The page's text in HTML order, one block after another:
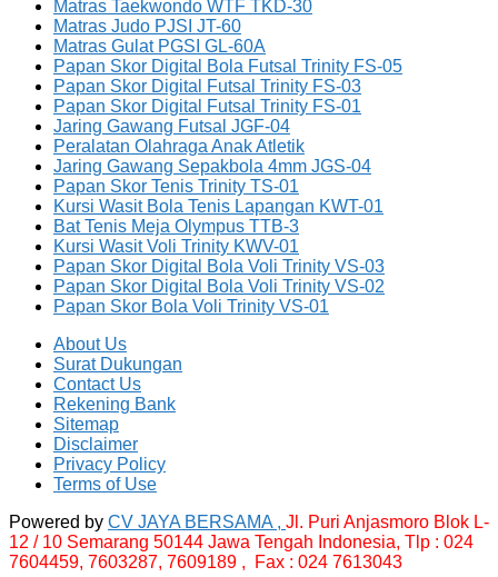
Matras Taekwondo WTF TKD-30
Matras Judo PJSI JT-60
Matras Gulat PGSI GL-60A
Papan Skor Digital Bola Futsal Trinity FS-05
Papan Skor Digital Futsal Trinity FS-03
Papan Skor Digital Futsal Trinity FS-01
Jaring Gawang Futsal JGF-04
Peralatan Olahraga Anak Atletik
Jaring Gawang Sepakbola 4mm JGS-04
Papan Skor Tenis Trinity TS-01
Kursi Wasit Bola Tenis Lapangan KWT-01
Bat Tenis Meja Olympus TTB-3
Kursi Wasit Voli Trinity KWV-01
Papan Skor Digital Bola Voli Trinity VS-03
Papan Skor Digital Bola Voli Trinity VS-02
Papan Skor Bola Voli Trinity VS-01
About Us
Surat Dukungan
Contact Us
Rekening Bank
Sitemap
Disclaimer
Privacy Policy
Terms of Use
Powered by CV JAYA BERSAMA , Jl. Puri Anjasmoro Blok L-
12 / 10 Semarang 50144 Jawa Tengah Indonesia, Tlp : 024
7604459, 7603287, 7609189 , Fax : 024 7613043